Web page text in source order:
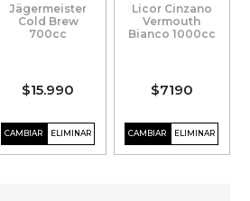
Licor Cinzano
Vermouth
Bianco 1000cc
$7190
Jägermeister
Cold Brew
700cc
$15.990